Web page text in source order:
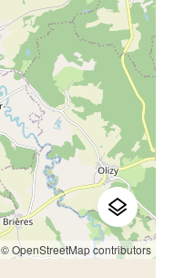
© OpenStreetMap contributors